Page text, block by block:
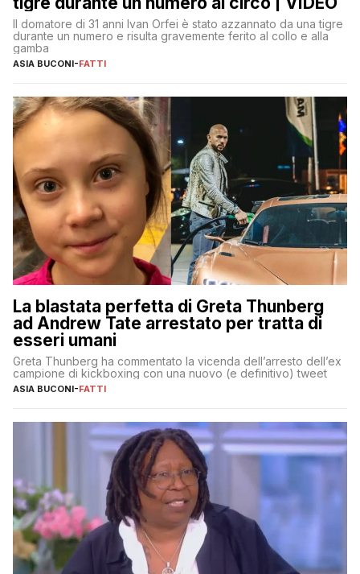
Il domatore di 31 anni Ivan Orfei è stato azzannato da una tigre
durante un numero e risulta gravemente ferito al collo e alla
gamba
ASIA BUCONI-FATTI
La blastata perfetta di Greta Thunberg
ad Andrew Tate arrestato per tratta di
esseri umani
Greta Thunberg ha commentato la vicenda dell’arresto dell’ex
campione di kickboxing con una nuovo (e definitivo) tweet
ASIA BUCONI-FATTI